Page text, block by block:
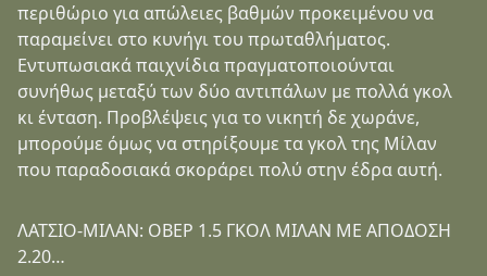
περιθώριο για απώλειες βαθμών προκειμένου να
παραμείνει στο κυνήγι του πρωταθλήματος.
Εντυπωσιακά παιχνίδια πραγματοποιούνται
συνήθως μεταξύ των δύο αντιπάλων με πολλά γκολ
κι ένταση. Προβλέψεις για το νικητή δε χωράνε,
μπορούμε όμως να στηρίξουμε τα γκολ της Μίλαν
που παραδοσιακά σκοράρει πολύ στην έδρα αυτή.
ΛΑΤΣΙΟ-ΜΙΛΑΝ: ΟΒΕΡ 1.5 ΓΚΟΛ ΜΙΛΑΝ ΜΕ ΑΠΟΔΟΣΗ
2.20…